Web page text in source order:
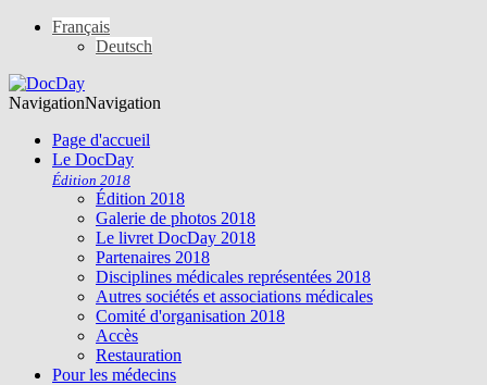
Français
Deutsch
NavigationNavigation
Page d'accueil
Le DocDay
Édition 2018
Édition 2018
Galerie de photos 2018
Le livret DocDay 2018
Partenaires 2018
Disciplines médicales représentées 2018
Autres sociétés et associations médicales
Comité d'organisation 2018
Accès
Restauration
Pour les médecins